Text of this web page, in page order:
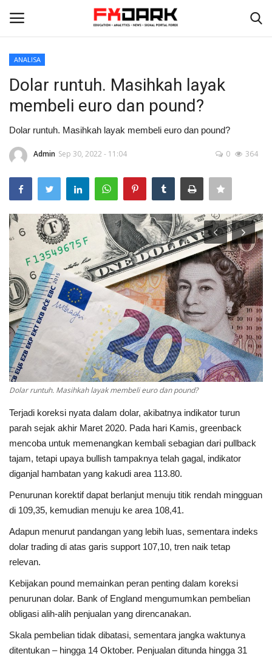
Home
Contact
STRATEGI
ANALISA
FOREX
CRYPTO
SAHAM
BROKER
kalender ekonomi
Gallery
Forum
Language
English Indonesia
ANALISA
Dolar runtuh. Masihkah layak
membeli euro dan pound?
Dolar runtuh. Masihkah layak membeli euro dan pound?
Admin Sep 30, 2022 - 11:04 0 364
Dolar runtuh. Masihkah layak membeli euro dan pound?
Terjadi koreksi nyata dalam dolar, akibatnya indikator turun
parah sejak akhir Maret 2020. Pada hari Kamis, greenback
mencoba untuk memenangkan kembali sebagian dari pullback
tajam, tetapi upaya bullish tampaknya telah gagal, indikator
diganjal hambatan yang kakudi area 113.80.
Penurunan korektif dapat berlanjut menuju titik rendah mingguan
di 109,35, kemudian menuju ke area 108,41.
Adapun menurut pandangan yang lebih luas, sementara indeks
dolar trading di atas garis support 107,10, tren naik tetap
relevan.
Kebijakan pound memainkan peran penting dalam koreksi
penurunan dolar. Bank of England mengumumkan pembelian
obligasi alih-alih penjualan yang direncanakan.
Skala pembelian tidak dibatasi, sementara jangka waktunya
ditentukan – hingga 14 Oktober. Penjualan ditunda hingga 31